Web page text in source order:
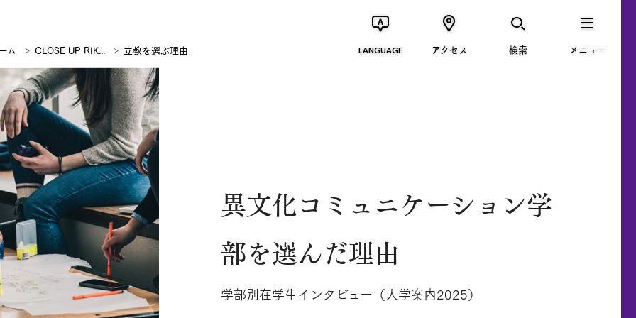
ム CLOSE UP RIK... 立教を選ぶ理由 LANGUAGE アクセス 検索 メニュー
異文化コミュニケーション学
部を選んだ理由
学部別在学生インタビュー（大学案内2025）